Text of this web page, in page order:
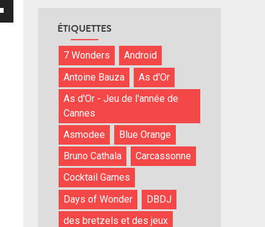
ÉTIQUETTES
7 Wonders
Android
Antoine Bauza
As d'Or
As d'Or - Jeu de l'année de
Cannes
Asmodee
Blue Orange
Bruno Cathala
Carcassonne
Cocktail Games
Days of Wonder
DBDJ
des bretzels et des jeux